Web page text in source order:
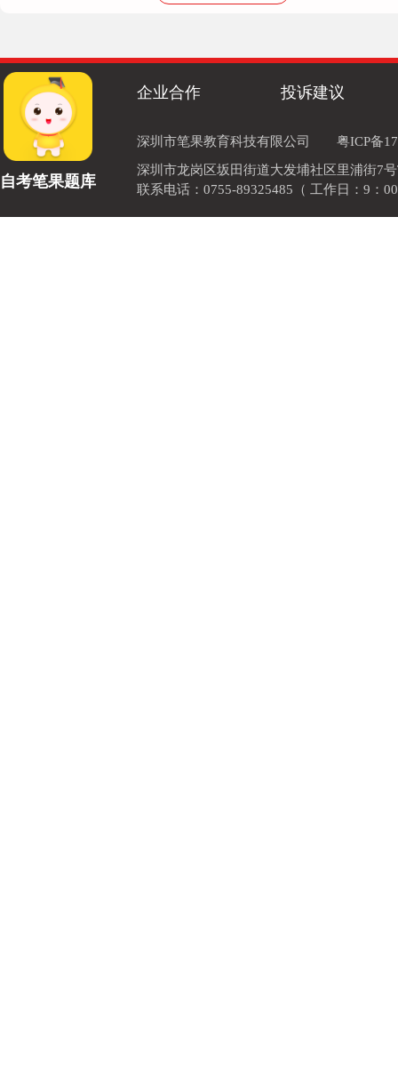
自考笔果题库
企业合作 投诉建议
深圳市笔果教育科技有限公司
粤ICP备
深圳市龙岗区坂田街道大发埔社区里浦街7
联系电话：0755-89325485（ 工作日：9：